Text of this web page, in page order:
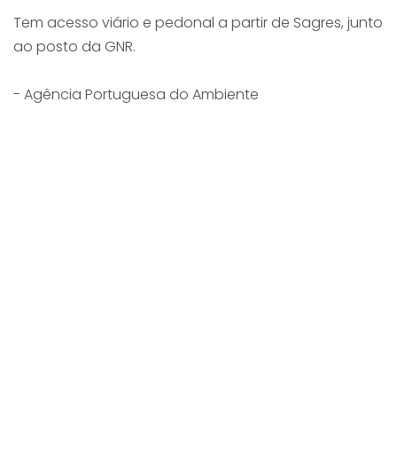
Tem acesso viário e pedonal a partir de Sagres, junto
ao posto da GNR.
- Agência Portuguesa do Ambiente